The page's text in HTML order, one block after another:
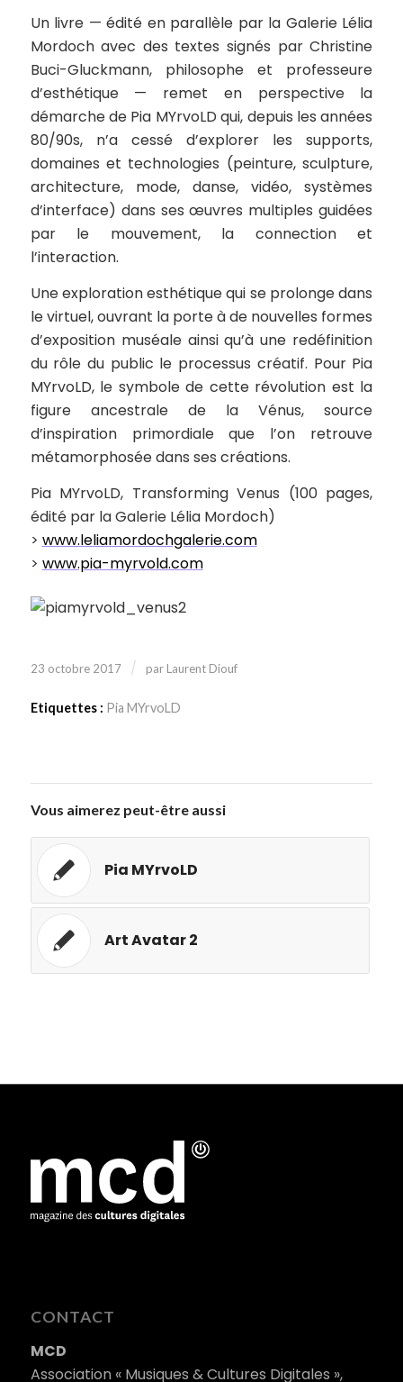
Un livre — édité en parallèle par la Galerie Lélia
Mordoch avec des textes signés par Christine
Buci-Gluckmann, philosophe et professeure
d’esthétique — remet en perspective la
démarche de Pia MYrvoLD qui, depuis les années
80/90s, n’a cessé d’explorer les supports,
domaines et technologies (peinture, sculpture,
architecture, mode, danse, vidéo, systèmes
d’interface) dans ses œuvres multiples guidées
par le mouvement, la connection et
l’interaction.
Une exploration esthétique qui se prolonge dans
le virtuel, ouvrant la porte à de nouvelles formes
d’exposition muséale ainsi qu’à une redéfinition
du rôle du public le processus créatif. Pour Pia
MYrvoLD, le symbole de cette révolution est la
figure ancestrale de la Vénus, source
d’inspiration primordiale que l’on retrouve
métamorphosée dans ses créations.
Pia MYrvoLD, Transforming Venus (100 pages,
édité par la Galerie Lélia Mordoch)
> www.leliamordochgalerie.com
> www.pia-myrvold.com
23 octobre 2017 / par Laurent Diouf
Etiquettes : Pia MYrvoLD
Vous aimerez peut-être aussi
Pia MYrvoLD
Art Avatar 2
CONTACT
MCD
Association « Musiques & Cultures Digitales »,